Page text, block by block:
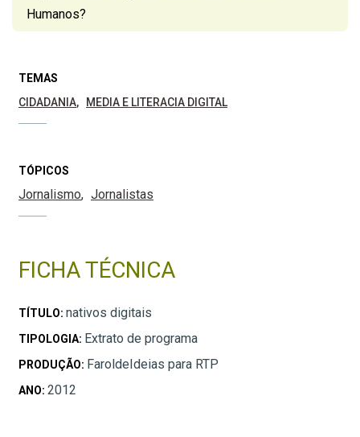
Humanos?
TEMAS
CIDADANIA
MEDIA E LITERACIA DIGITAL
TÓPICOS
Jornalismo Jornalistas
FICHA TÉCNICA
TÍTULO: nativos digitais
TIPOLOGIA: Extrato de programa
PRODUÇÃO: FaroldeIdeias para RTP
ANO: 2012